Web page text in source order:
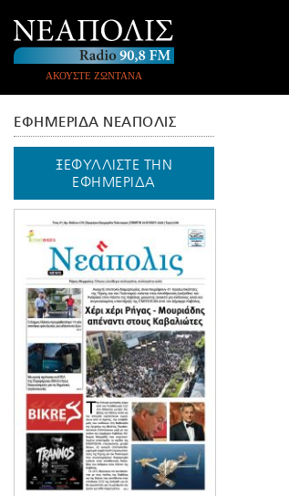
ΑΚΟΥΣΤΕ ΖΩΝΤΑΝΑ
ΕΦΗΜΕΡΙΔΑ ΝΕΑΠΟΛΙΣ
ΞΕΦΥΛΛΙΣΤΕ ΤΗΝ
ΕΦΗΜΕΡΙΔΑ